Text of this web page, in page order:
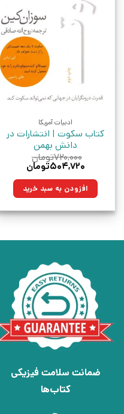
ادبیات آمریکا
کتاب سکوت | انتشارات در
دانش بهمن
۷۲۰,۰۰۰تومان
قیمت
۷۲۰,۰۰۰تومان
بود.
۵۰۴,۷۲۰تومان
۵۰۴,۷۲۰تومان.افزودن به سبد خرید
ضمانت سلامت فیزیکی
کتاب‌ها